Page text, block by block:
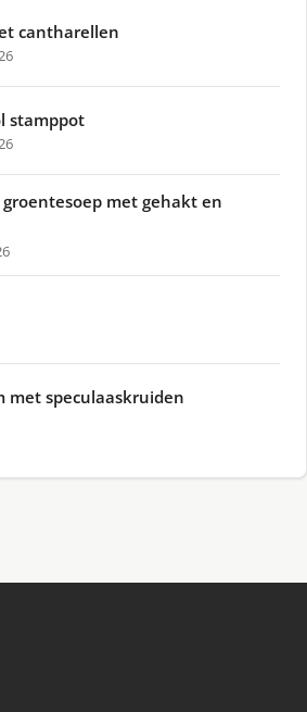
cantharellen
stamppot
met gehakt en
met speculaaskruiden